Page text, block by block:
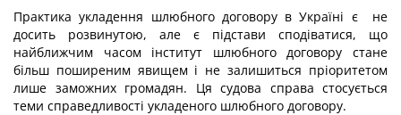
Практика укладення шлюбного договору в Україні є не
досить розвинутою, але є підстави сподіватися, що
найближчим часом інститут шлюбного договору стане
більш поширеним явищем і не залишиться пріоритетом
лише заможних громадян. Ця судова справа стосується
теми справедливості укладеного шлюбного договору.